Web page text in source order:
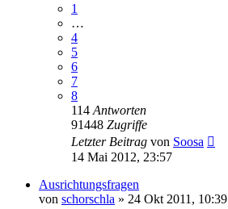
1
…
4
5
6
7
8
114 Antworten
91448 Zugriffe
Letzter Beitrag von Soosa
14 Mai 2012, 23:57
Ausrichtungsfragen
von schorschla » 24 Okt 2011, 10:39